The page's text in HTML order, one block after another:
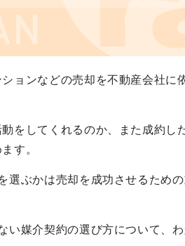
ョンなどの売却を不動産会社に
をしてくれるのか、また成約し
す。
選ぶかは売却を成功させるため
い媒介契約の選び方について、